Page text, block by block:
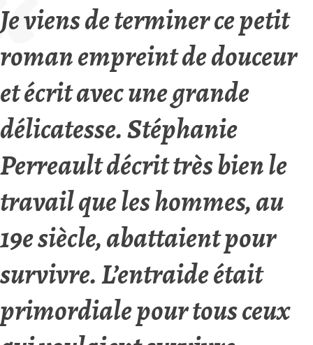
Je viens de terminer ce petit
roman empreint de douceur
et écrit avec une grande
délicatesse. Stéphanie
Perreault décrit très bien le
travail que les hommes, au
19e siècle, abattaient pour
survivre. L’entraide était
primordiale pour tous ceux